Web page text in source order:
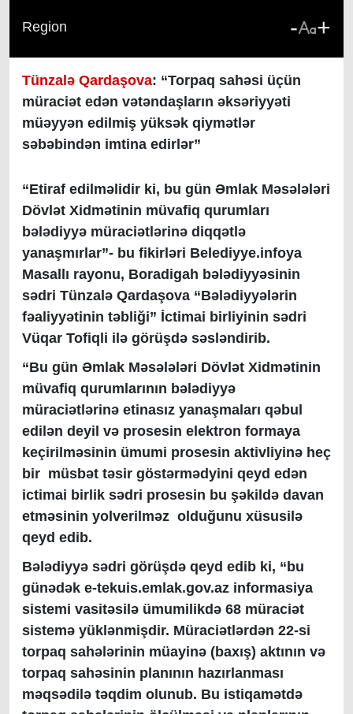
Region - +
Tünzalə Qardaşova: “Torpaq sahəsi üçün
müraciət edən vətəndaşların əksəriyyəti
müəyyən edilmiş yüksək qiymətlər
səbəbindən imtina edirlər”
“Etiraf edilməlidir ki, bu gün Əmlak Məsələləri
Dövlət Xidmətinin müvafiq qurumları
bələdiyyə müraciətlərinə diqqətlə
yanaşmırlar”- bu fikirləri Belediyye.infoya
Masallı rayonu, Boradigah bələdiyyəsinin
sədri Tünzalə Qardaşova “Bələdiyyələrin
fəaliyyətinin təbliği” İctimai birliyinin sədri
Vüqar Tofiqli ilə görüşdə səsləndirib.
“Bu gün Əmlak Məsələləri Dövlət Xidmətinin
müvafiq qurumlarının bələdiyyə
müraciətlərinə etinasız yanaşmaları qəbul
edilən deyil və prosesin elektron formaya
keçirilməsinin ümumi prosesin aktivliyinə heç
bir müsbət təsir göstərmədyini qeyd edən
ictimai birlik sədri prosesin bu şəkildə davan
etməsinin yolverilməz olduğunu xüsusilə
qeyd edib.
Bələdiyyə sədri görüşdə qeyd edib ki, “bu
günədək e-tekuis.emlak.gov.az informasiya
sistemi vasitəsilə ümumilikdə 68 müraciət
sistemə yüklənmişdir. Müraciətlərdən 22-si
torpaq sahələrinin müayinə (baxış) aktının və
torpaq sahəsinin planının hazırlanması
məqsədilə təqdim olunub. Bu istiqamətdə